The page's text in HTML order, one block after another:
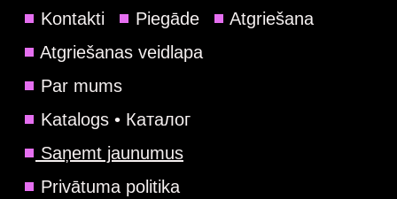
Kontakti Piegāde
Atgriešana
Atgriešanas veidlapa
Par mums
Katalogs • Каталог
Saņemt jaunumus
Privātuma politika